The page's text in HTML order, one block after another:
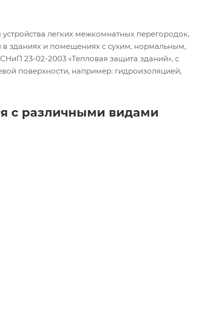
легких межкомнатных перегородок,
зданиях и помещениях с сухим, нормальным,
23-02-2003 «Тепловая защита зданий», с
поверхности, например: гидроизоляцией,
с различными видами